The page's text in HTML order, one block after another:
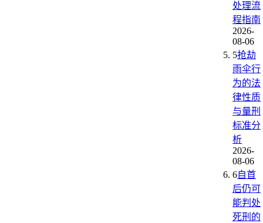
处理流
程指南
2026-
08-06
5抢劫
雨伞行
为的法
律性质
与量刑
标准分
析
2026-
08-06
6自首
后仍可
能判处
死刑的